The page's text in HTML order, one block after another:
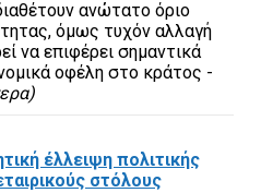
ανώτατο όριο
όμως τυχόν αλλαγή
να επιφέρει σημαντικά
οφέλη στο κράτος -
έλλειψη πολιτικής
στόλους